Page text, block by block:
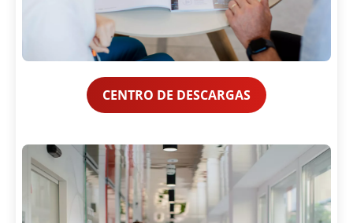
CENTRO DE DESCARGAS